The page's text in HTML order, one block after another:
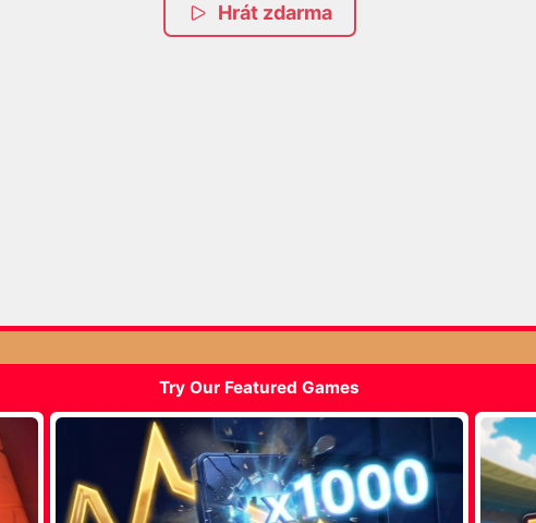
Hrát zdarma
Try Our Featured Games